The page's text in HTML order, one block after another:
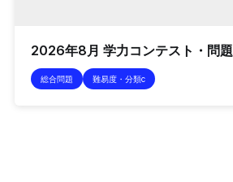
2026年8月 学力コンテスト・問題
総合問題 難易度・分類c